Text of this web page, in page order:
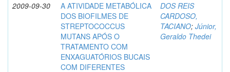
2009-09-30
A ATIVIDADE METABÓLICA
DOS BIOFILMES DE
STREPTOCOCCUS
MUTANS APÓS O
TRATAMENTO COM
ENXAGUATÓRIOS BUCAIS
COM DIFERENTES
DOS REIS
CARDOSO,
TACIANO; Júnior,
Geraldo Thedei